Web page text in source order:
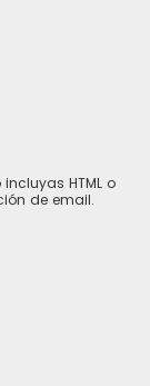
HTML o
de email.